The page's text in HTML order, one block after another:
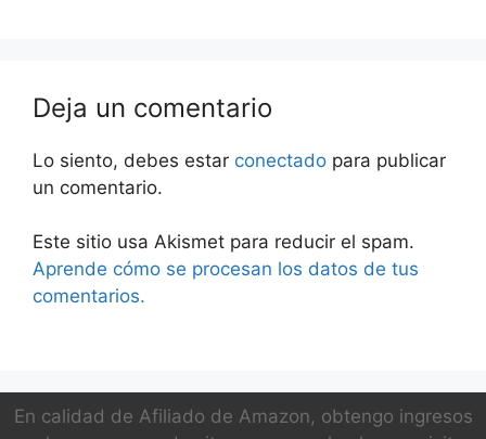
Deja un comentario
Lo siento, debes estar conectado para publicar
un comentario.
Este sitio usa Akismet para reducir el spam.
Aprende cómo se procesan los datos de tus
comentarios.
En calidad de Afiliado de Amazon, obtengo ingresos